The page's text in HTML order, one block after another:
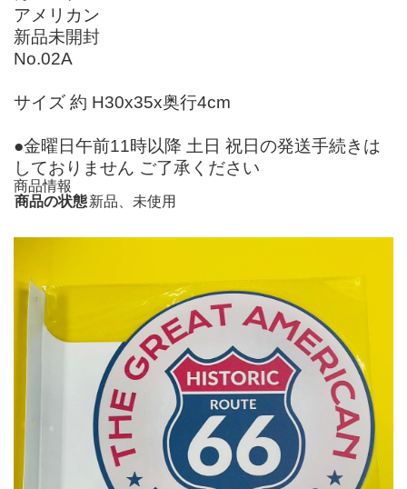
アメリカン
新品未開封
No.02A
サイズ 約 H30x35x奥行4cm
●金曜日午前11時以降 土日 祝日の発送手続きは
しておりません ご了承ください
商品情報
商品の状態新品、未使用